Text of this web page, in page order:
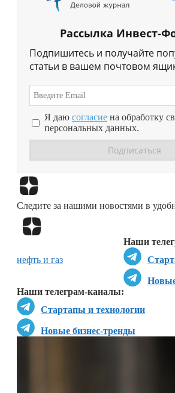
Рассылка Инвест-
Подпишитесь и получайте
статьи в вашем почтовом
Я даю согласие на обработку
персональных данных.
Следите за нашими новостями в
Наши
Наши телеграм-каналы:
Стартапы и технологии
Новые бизнес-тренды
нефть и газ